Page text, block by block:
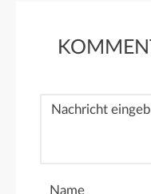
Nachricht
Name